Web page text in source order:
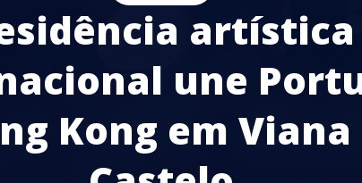
artística
une
Kong em Viana